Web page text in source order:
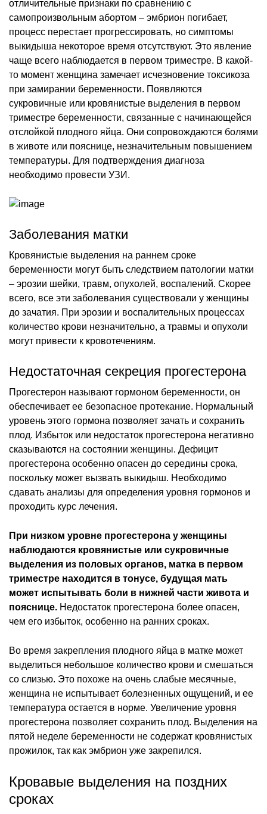
отличительные признаки по сравнению с
самопроизвольным абортом – эмбрион погибает,
процесс перестает прогрессировать, но симптомы
выкидыша некоторое время отсутствуют. Это явление
чаще всего наблюдается в первом триместре. В какой-
то момент женщина замечает исчезновение токсикоза
при замирании беременности. Появляются
сукровичные или кровянистые выделения в первом
триместре беременности, связанные с начинающейся
отслойкой плодного яйца. Они сопровождаются болями
в животе или пояснице, незначительным повышением
температуры. Для подтверждения диагноза
необходимо провести УЗИ.
Заболевания матки
Кровянистые выделения на раннем сроке
беременности могут быть следствием патологии матки
– эрозии шейки, травм, опухолей, воспалений. Скорее
всего, все эти заболевания существовали у женщины
до зачатия. При эрозии и воспалительных процессах
количество крови незначительно, а травмы и опухоли
могут привести к кровотечениям.
Недостаточная секреция прогестерона
Прогестерон называют гормоном беременности, он
обеспечивает ее безопасное протекание. Нормальный
уровень этого гормона позволяет зачать и сохранить
плод. Избыток или недостаток прогестерона негативно
сказываются на состоянии женщины. Дефицит
прогестерона особенно опасен до середины срока,
поскольку может вызвать выкидыш. Необходимо
сдавать анализы для определения уровня гормонов и
проходить курс лечения.
При низком уровне прогестерона у женщины
наблюдаются кровянистые или сукровичные
выделения из половых органов, матка в первом
триместре находится в тонусе, будущая мать
может испытывать боли в нижней части живота и
пояснице. Недостаток прогестерона более опасен,
чем его избыток, особенно на ранних сроках.
Во время закрепления плодного яйца в матке может
выделиться небольшое количество крови и смешаться
со слизью. Это похоже на очень слабые месячные,
женщина не испытывает болезненных ощущений, и ее
температура остается в норме. Увеличение уровня
прогестерона позволяет сохранить плод. Выделения на
пятой неделе беременности не содержат кровянистых
прожилок, так как эмбрион уже закрепился.
Кровавые выделения на поздних
сроках